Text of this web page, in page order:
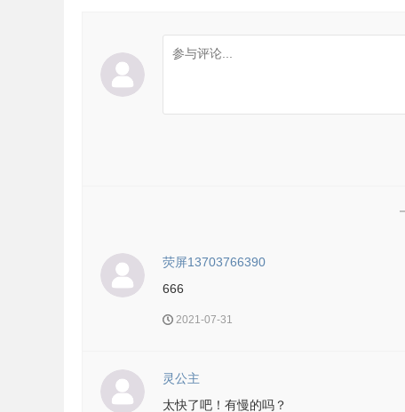
荧屏13703766390
666
2021-07-31
灵公主
太快了吧！有慢的吗？